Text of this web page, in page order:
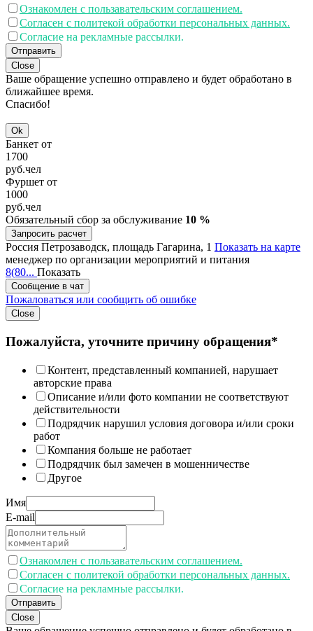
Ознакомлен с пользавательским соглашением.
Согласен с политекой обработки персональных данных.
Согласие на рекламные рассылки.
Отправить
Close
Ваше обращение успешно отправлено и будет обработано в
ближайшее время.
Спасибо!
Ok
Банкет от
1700
руб.чел
Фуршет от
1000
руб.чел
Обязательный сбор за обслуживание 10 %
Запросить расчет
Россия Петрозаводск, площадь Гагарина, 1 Показать на карте
менеджер по организации мероприятий и питания
8(80... Показать
Сообщение в чат
Пожаловаться или сообщить об ошибке
Close
Пожалуйста, уточните причину обращения*
Контент, представленный компанией, нарушает
авторские права
Описание и/или фото компании не соответствуют
действительности
Подрядчик нарушил условия договора и/или сроки
работ
Компания больше не работает
Подрядчик был замечен в мошенничестве
Другое
Имя
E-mail
Ознакомлен с пользавательским соглашением.
Согласен с политекой обработки персональных данных.
Согласие на рекламные рассылки.
Отправить
Close